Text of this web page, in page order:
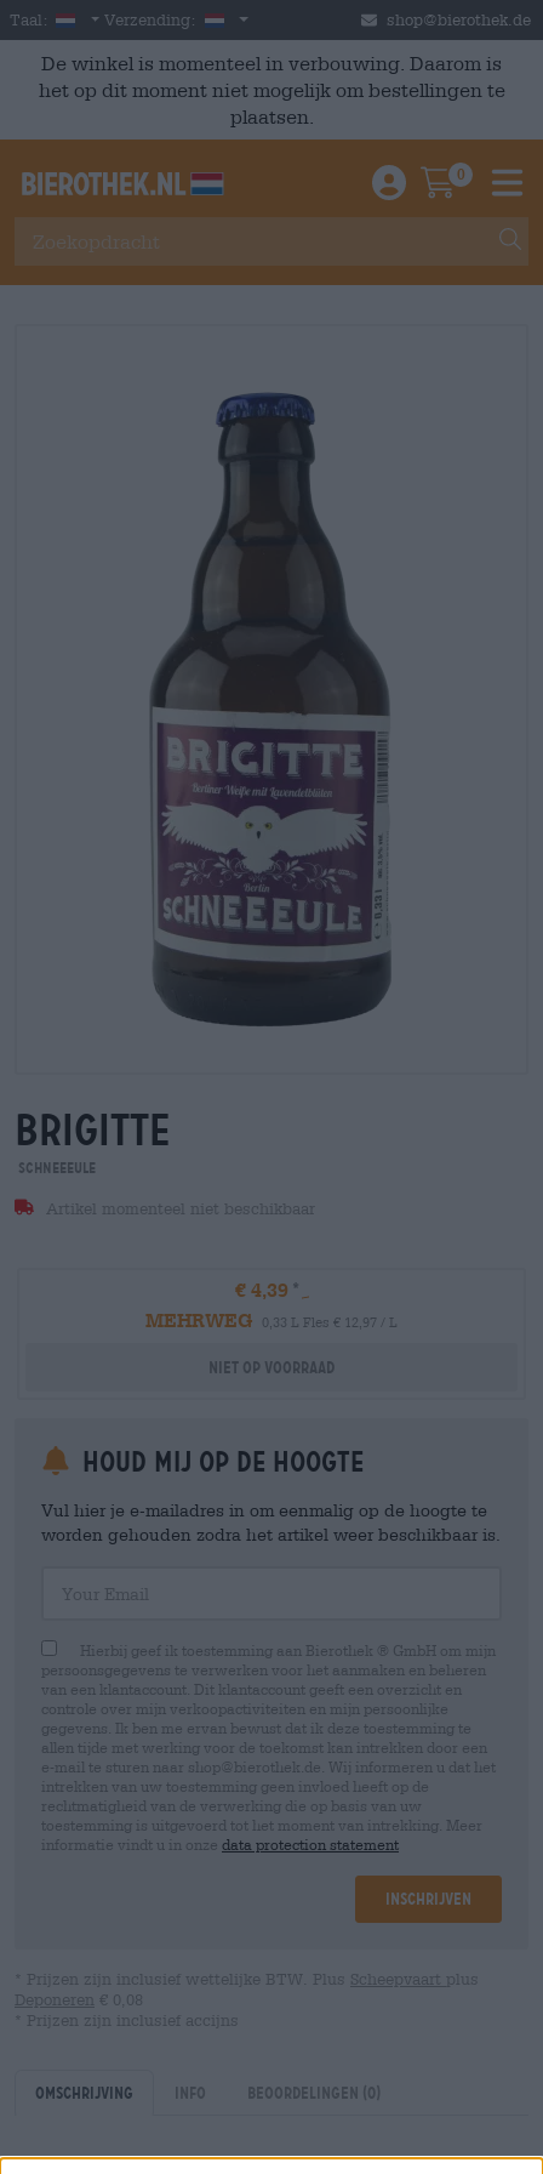
Skip to main content
Taal: Dutch
Verzending: Nederland shop@bierothek.de
De winkel is momenteel in verbouwing. Daarom is
het op dit moment niet mogelijk om bestellingen te
plaatsen.
Einloggen /
0
brigitte
Schneeeule
Artikel momenteel niet beschikbaar
€ 4,39
MEHRWEG
0,33 L Fles € 12,97 / L
Niet op voorraad
Houd mij op de hoogte
Vul hier je e-mailadres in om eenmalig op de hoogte te
worden gehouden zodra het artikel weer beschikbaar is.
Hierbij geef ik toestemming aan Bierothek ® GmbH om mijn
persoonsgegevens te verwerken voor het aanmaken en beheren
van een klantaccount. Dit klantaccount geeft een overzicht en
controle over mijn verkoopactiviteiten en mijn persoonlijke
gegevens. Ik ben me ervan bewust dat ik deze toestemming te
allen tijde met werking voor de toekomst kan intrekken door een
e-mail te sturen naar shop@bierothek.de. Wij informeren u dat het
intrekken van uw toestemming geen invloed heeft op de
rechtmatigheid van de verwerking die op basis van uw
toestemming is uitgevoerd tot het moment van intrekking. Meer
informatie vindt u in onze data protection statement
Inschrijven
* Prijzen zijn inclusief wettelijke BTW. Plus Scheepvaart plus
Deponeren € 0,08
* Prijzen zijn inclusief accijns
Omschrijving Info Beoordelingen (0)